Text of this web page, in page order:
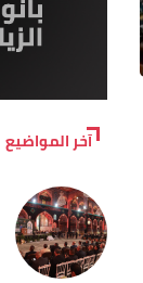
آخر المواضيع